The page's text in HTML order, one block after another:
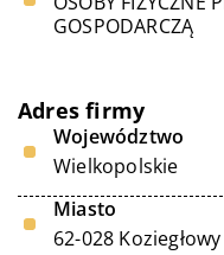
GOSPODARCZĄ
Adres firmy
Województwo
Wielkopolskie
Miasto
62-028 Koziegłowy